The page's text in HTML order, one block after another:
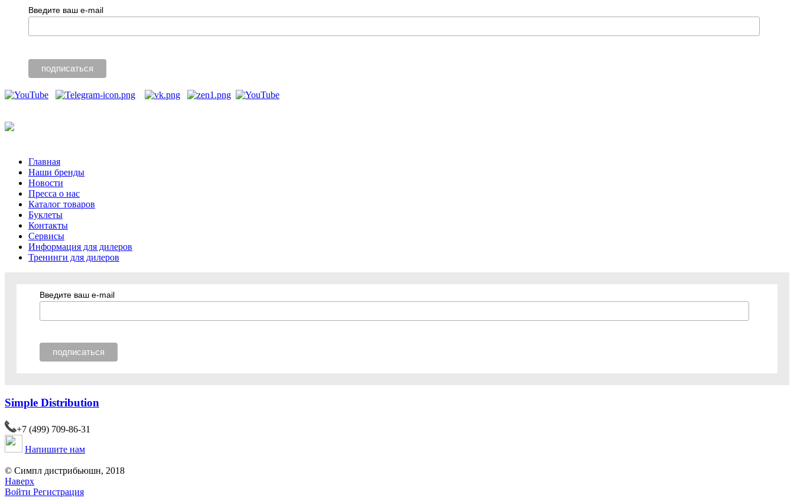
Введите ваш e-mail
Главная
Наши бренды
Новости
Пресса о нас
Каталог товаров
Буклеты
Контакты
Сервисы
Информация для дилеров
Тренинги для дилеров
Введите ваш e-mail
Simple Distribution
+7 (499) 709-86-31
Напишите нам
© Симпл дистрибьюшн, 2018
Наверх
Войти Регистрация